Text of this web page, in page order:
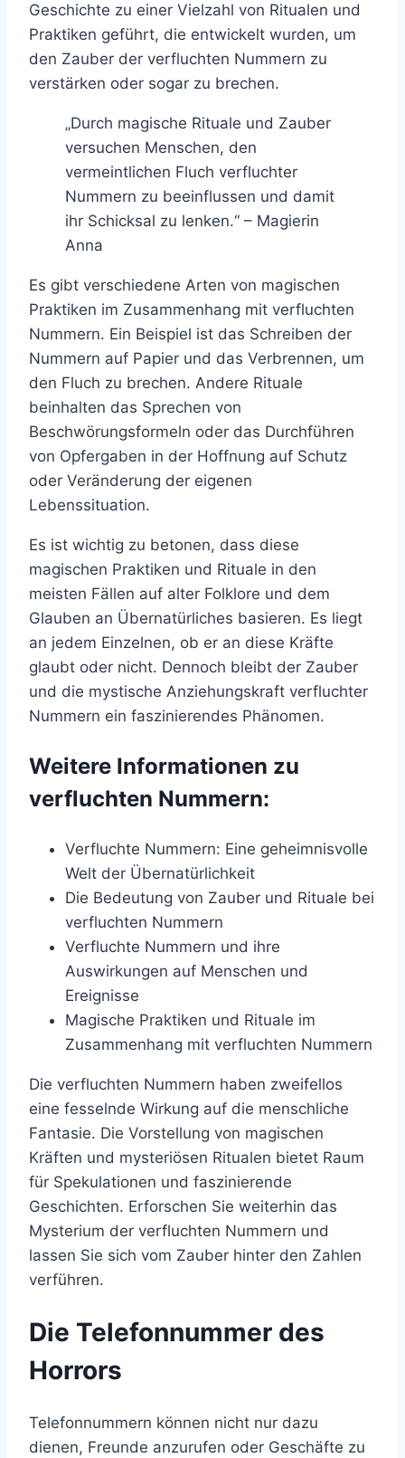
Geschichte zu einer Vielzahl von Ritualen und
Praktiken geführt, die entwickelt wurden, um
den Zauber der verfluchten Nummern zu
verstärken oder sogar zu brechen.
„Durch magische Rituale und Zauber
versuchen Menschen, den
vermeintlichen Fluch verfluchter
Nummern zu beeinflussen und damit
ihr Schicksal zu lenken.“ – Magierin
Anna
Es gibt verschiedene Arten von magischen
Praktiken im Zusammenhang mit verfluchten
Nummern. Ein Beispiel ist das Schreiben der
Nummern auf Papier und das Verbrennen, um
den Fluch zu brechen. Andere Rituale
beinhalten das Sprechen von
Beschwörungsformeln oder das Durchführen
von Opfergaben in der Hoffnung auf Schutz
oder Veränderung der eigenen
Lebenssituation.
Es ist wichtig zu betonen, dass diese
magischen Praktiken und Rituale in den
meisten Fällen auf alter Folklore und dem
Glauben an Übernatürliches basieren. Es liegt
an jedem Einzelnen, ob er an diese Kräfte
glaubt oder nicht. Dennoch bleibt der Zauber
und die mystische Anziehungskraft verfluchter
Nummern ein faszinierendes Phänomen.
Weitere Informationen zu
verfluchten Nummern:
Verfluchte Nummern: Eine geheimnisvolle
Welt der Übernatürlichkeit
Die Bedeutung von Zauber und Rituale bei
verfluchten Nummern
Verfluchte Nummern und ihre
Auswirkungen auf Menschen und
Ereignisse
Magische Praktiken und Rituale im
Zusammenhang mit verfluchten Nummern
Die verfluchten Nummern haben zweifellos
eine fesselnde Wirkung auf die menschliche
Fantasie. Die Vorstellung von magischen
Kräften und mysteriösen Ritualen bietet Raum
für Spekulationen und faszinierende
Geschichten. Erforschen Sie weiterhin das
Mysterium der verfluchten Nummern und
lassen Sie sich vom Zauber hinter den Zahlen
verführen.
Die Telefonnummer des
Horrors
Telefonnummern können nicht nur dazu
dienen, Freunde anzurufen oder Geschäfte zu